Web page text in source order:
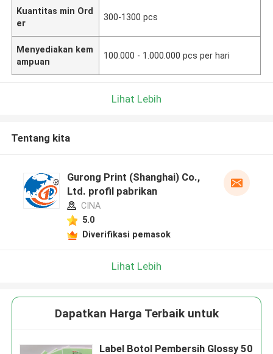
Kuantitas min Ord
er
300-1300 pcs
Menyediakan kem
ampuan
100.000 - 1.000.000 pcs per hari
Lihat Lebih
Tentang kita
Gurong Print (Shanghai) Co.,
Ltd. profil pabrikan
CINA
5.0
Diverifikasi pemasok
Lihat Lebih
Dapatkan Harga Terbaik untuk
Label Botol Pembersih Glossy 50